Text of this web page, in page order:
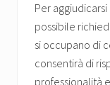
Per
possibile
si occupano di
consentirà di
professionalità